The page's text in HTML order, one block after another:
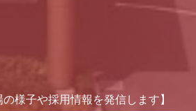
の様子や採用情報を発信します】